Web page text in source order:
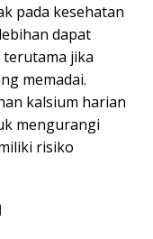
pada kesehatan
dapat
jika
memadai.
kalsium harian
mengurangi
risiko